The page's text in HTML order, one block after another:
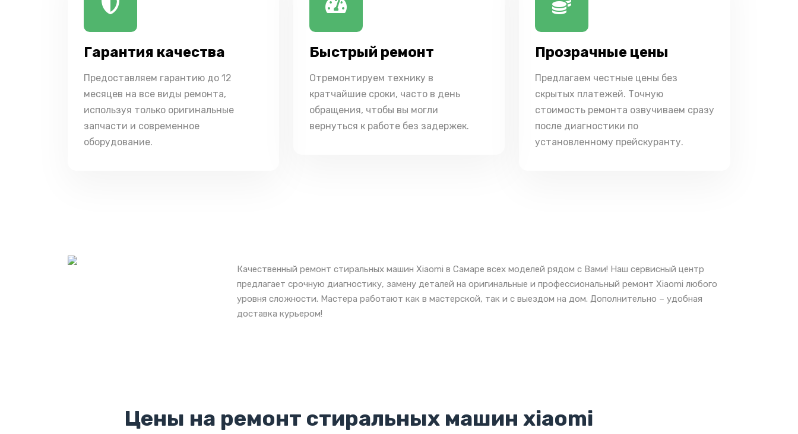
Гарантия качества
Предоставляем гарантию до 12
месяцев на все виды ремонта,
используя только оригинальные
запчасти и современное
оборудование.
Быстрый ремонт
Отремонтируем технику в
кратчайшие сроки, часто в день
обращения, чтобы вы могли
вернуться к работе без задержек.
Прозрачные цены
Предлагаем честные цены без
скрытых платежей. Точную
стоимость ремонта озвучиваем сразу
после диагностики по
установленному прейскуранту.
Качественный ремонт стиральных машин Xiaomi в Самаре всех моделей рядом с Вами! Наш сервисный центр
предлагает срочную диагностику, замену деталей на оригинальные и профессиональный ремонт Xiaomi любого
уровня сложности. Мастера работают как в мастерской, так и с выездом на дом. Дополнительно – удобная
доставка курьером!
Цены на ремонт стиральных машин xiaomi